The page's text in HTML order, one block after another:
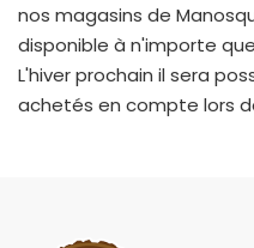
nos magasins de
disponible à n'importe
L'hiver prochain il sera
achetés en compte lors